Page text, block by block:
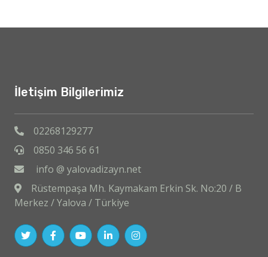
İletişim Bilgilerimiz
02268129277
0850 346 56 61
info @ yalovadizayn.net
Rüstempaşa Mh. Kaymakam Erkin Sk. No:20 / B
Merkez / Yalova / Türkiye